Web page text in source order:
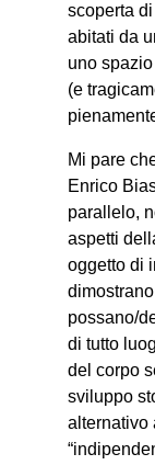
scoperta
abitati da
uno
(e
Mi pare
Enrico
parallelo,
aspetti
oggetto di
possano/
di tutto
del corpo
sviluppo
alternativo